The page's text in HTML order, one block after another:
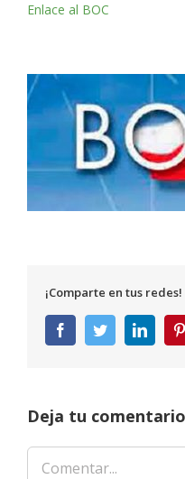
Enlace al BOC
¡Comparte en tus redes!
FacebookTwitter
Deja tu comentario
Comentar